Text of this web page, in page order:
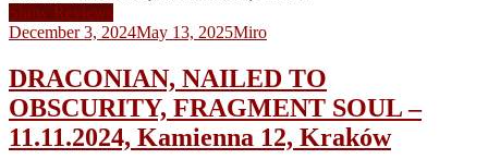
Show Reviews
December 3, 2024May 13, 2025Miro
DRACONIAN, NAILED TO
OBSCURITY, FRAGMENT SOUL –
11.11.2024, Kamienna 12, Kraków